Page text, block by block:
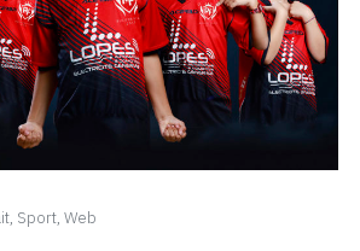
, Sport, Web